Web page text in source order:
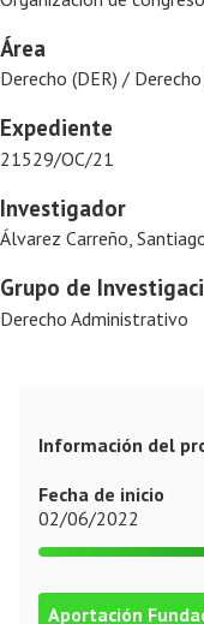
Área
Derecho (DER) / Derecho
Expediente
21529/OC/21
Investigador
Álvarez Carreño,
Grupo de
Derecho Administrativo
Información del
Fecha de inicio
02/06/2022
Aportación